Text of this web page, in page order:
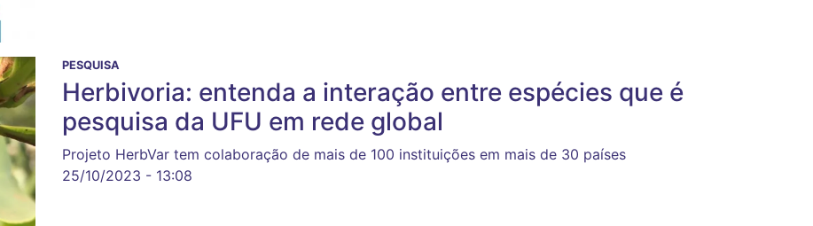
PESQUISA
Herbivoria: entenda a interação entre espécies que é
pesquisa da UFU em rede global
Projeto HerbVar tem colaboração de mais de 100 instituições em mais de 30 países
25/10/2023 - 13:08